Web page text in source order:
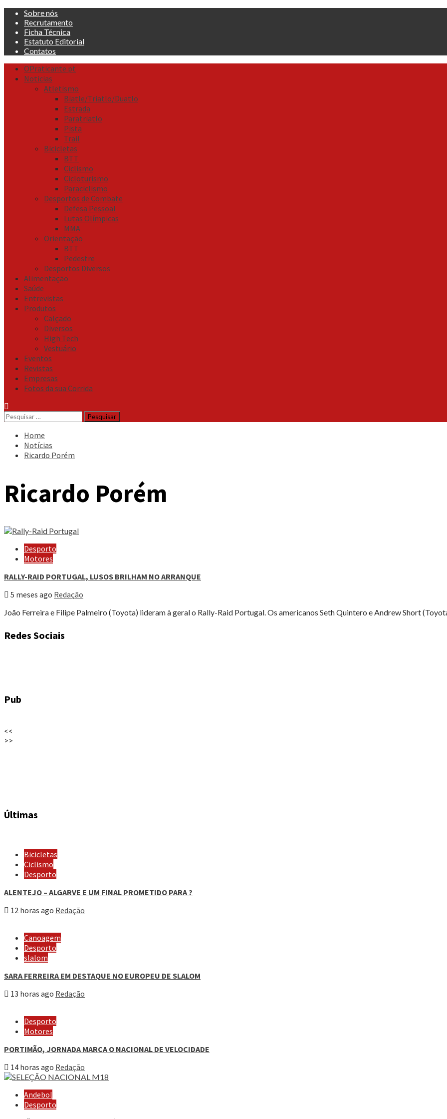
Skip
content
Sobre nós
Recrutamento
Ficha Técnica
Estatuto Editorial
Contatos
Primary
Menu
OPraticante.pt
Noticias
Atletismo
Biatle/Triatlo/Duatlo
Estrada
Paratriatlo
Pista
Trail
Bicicletas
BTT
Ciclismo
Cicloturismo
Paraciclismo
Desportos de Combate
Defesa Pessoal
Lutas Olímpicas
MMA
Orientação
BTT
Pedestre
Desportos Diversos
Alimentação
Saúde
Entrevistas
Produtos
Calçado
Diversos
High Tech
Vestuário
Eventos
Revistas
Empresas
Fotos da sua Corrida
Pesquisar
por:
Home
Notícias
Ricardo Porém
Ricardo Porém
Desporto
Motores
RALLY-RAID PORTUGAL, LUSOS BRILHAM NO ARRANQUE
5 meses ago Redação
João Ferreira e Filipe Palmeiro (Toyota) lideram à geral o Rally-Raid Portugal. Os americanos Seth Quintero e Andrew Short
Redes Sociais
Pub
<<
>>
Últimas
Bicicletas
Ciclismo
Desporto
ALENTEJO – ALGARVE E UM FINAL PROMETIDO PARA ?
12 horas ago Redação
Canoagem
Desporto
slalom
SARA FERREIRA EM DESTAQUE NO EUROPEU DE SLALOM
13 horas ago Redação
Desporto
Motores
PORTIMÃO, JORNADA MARCA O NACIONAL DE VELOCIDADE
14 horas ago Redação
Andebol
Desporto